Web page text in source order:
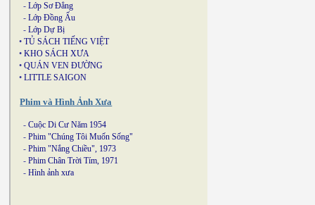
- Lớp Sơ Đẳng
- Lớp Đồng Ấu
- Lớp Dự Bị
• TỦ SÁCH TIẾNG VIỆT
• KHO SÁCH XƯA
• QUÁN VEN ĐƯỜNG
• LITTLE SAIGON
Phim và Hình Ảnh Xưa
- Cuộc Di Cư Năm 1954
- Phim "Chúng Tôi Muốn Sống"
- Phim "Nắng Chiều", 1973
- Phim Chân Trời Tím, 1971
- Hình ảnh xưa